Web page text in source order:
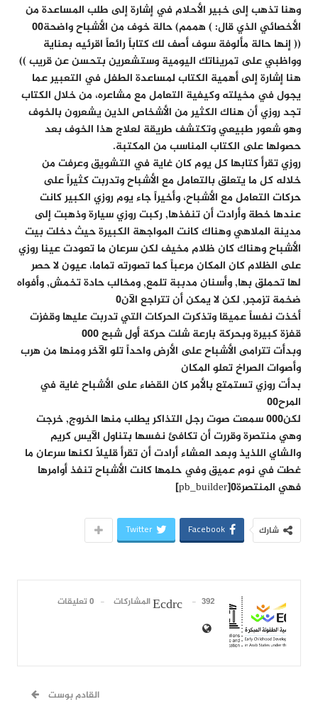
وهنا تذهب إلى خبير الأحلام في إشارة إلى طلب المساعدة من
الأخصائي الذي قال: ) هممم) حالة خوف من الأشباح واضحة00
(( إنها حالة مألوفة سوف أصف لك كتاباً رائعاً اقرئيه بعناية
وواظبي على تمريناتك اليومية وستشعرين بتحسن عن قريب ))
هنا إشارة إلى أهمية الكتاب لمساعدة الطفل في التعبير عما
يجول في مخيلته وكيفية التعامل مع مشاعره، من خلال الكتاب
تجد روزي أن هناك الكثير من الأشخاص الذين يشعرون بالخوف
وهو شعور طبيعي وتكتشف طريقة لعلاج هذا الخوف بعد
حصولها على الكتاب المناسب من المكتبة.
روزي تقرأ كتابها كل يوم كان غاية في التشويق وعرفت من
خلاله كل ما يتعلق بالتعامل مع الأشباح وتدربت كثيراً على
حركات التعامل مع الأشباح، وأخيراً جاء يوم روزي الكبير كانت
عندها خطة وأرادت أن تنفذها, ركبت روزي سيارة وذهبت إلى
مدينة الملاهي وهناك كانت المواجهة الكبيرة حيث دخلت بيت
الأشباح وهناك كان ظلام مخيف لكن سرعان ما تعودت عينا روزي
على الظلام كان المكان مرعباً كما تصورته تماما، عيون لا حصر
لها تحملق بها, وأسنان مدببة تلمع, ومخالب حادة تخمش, وأفواه
ضخمة تزمجر, لكن لا يمكن أن تتراجع الآن0
أخذت نفساً عميقا وتذكرت الحركات التي تدربت عليها وقفزت
قفزة كبيرة وبحركة بارعة شلت حركة أول شبح 000
وبدأت تترامى الأشباح على الأرض واحداً تلو الآخر ومنها من هرب
وأصوات الصراخ تعلو المكان
بدأت روزي تستمتع بالأمر كان القضاء على الأشباح غاية في
المرح00
لكن000 سمعت صوت رجل التذاكر يطلب منها الخروج, خرجت
وهي منتصرة وقررت أن تكافئ نفسها بتناول الآيس كريم
والشاي اللذيذ وبعد العشاء أرادت أن تقرأ قليلاً لكنها سرعان ما
غطت في نوم عميق وفي حلمها كانت الأشباح تنفذ أوامرها
فهي المنتصرة0[pb_builder]
شارك Facebook
Twitter
Ecdrc 392 المشاركات 0 تعليقات
القادم بوست